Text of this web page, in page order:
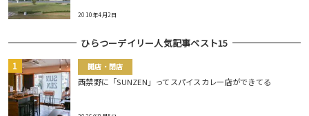
2010年4月2日
ひらつーデイリー人気記事ベスト15
開店・閉店
西禁野に「SUNZEN」ってスパイスカレー店ができてる